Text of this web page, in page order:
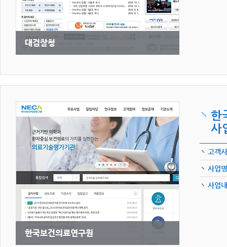
한
사
고객사
사업명
사업